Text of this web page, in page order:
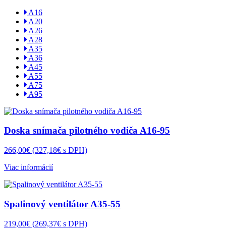
A16
A20
A26
A28
A35
A36
A45
A55
A75
A95
Doska snímača pilotného vodiča A16-95
266,00€ (327,18€ s DPH)
Viac informácií
Spalinový ventilátor A35-55
219,00€ (269,37€ s DPH)